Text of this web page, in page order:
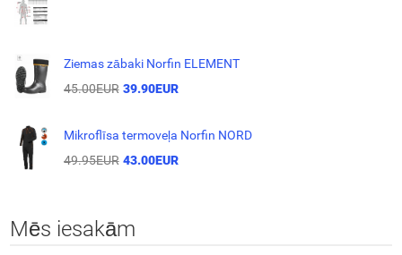
Ziemas zābaki Norfin ELEMENT
45.00EUR 39.90EUR
Mikroflīsa termoveļa Norfin NORD
49.95EUR 43.00EUR
Mēs iesakām